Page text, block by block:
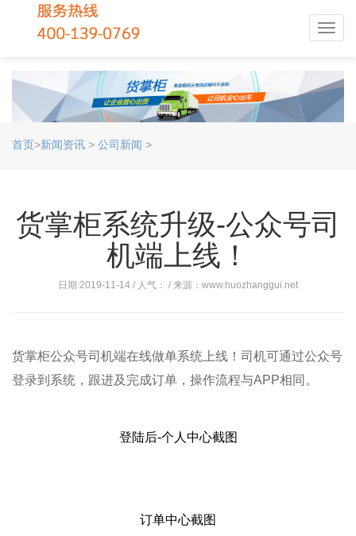
首页>新闻资讯 > 公司新闻 >
货掌柜系统升级-公众号司
机端上线！
日期:2019-11-14 / 人气： / 来源：www.huozhanggui.net
货掌柜公众号司机端在线做单系统上线！司机可通过公众号
登录到系统，跟进及完成订单，操作流程与APP相同。
登陆后-个人中心截图
订单中心截图